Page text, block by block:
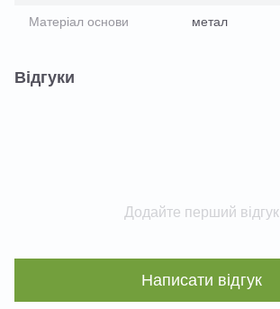
Матеріал основи метал
Відгуки
Додайте перший відгук
Написати відгук